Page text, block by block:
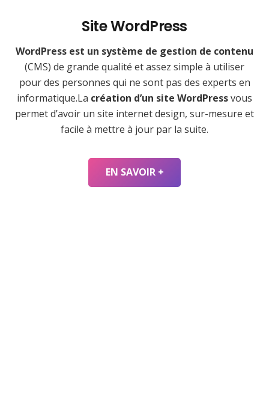
Site WordPress
WordPress est un système de gestion de contenu
(CMS) de grande qualité et assez simple à utiliser
pour des personnes qui ne sont pas des experts en
informatique.La création d’un site WordPressvous
permet d’avoir un site internet design, sur-mesure et
facile à mettre à jour par la suite.
EN SAVOIR +